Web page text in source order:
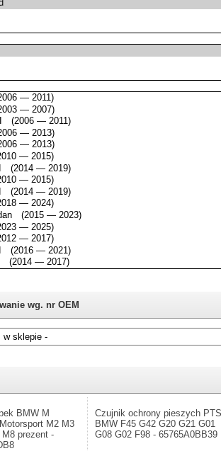
wg. nr OEM
BMW M
M2 M3
prezent -
Czujnik ochrony pieszych PTS
BMW F45 G42 G20 G21 G01
G08 G02 F98 - 65765A0BB39